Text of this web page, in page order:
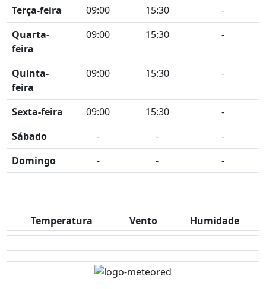
Terça-feira 09:00 15:30
-
Quarta-
feira
09:00 15:30 -
Quinta-
feira
09:00 15:30 -
Sexta-feira 09:00 15:30
-
Sábado
- -
-
Domingo
- - -
Temperatura Vento Humidade